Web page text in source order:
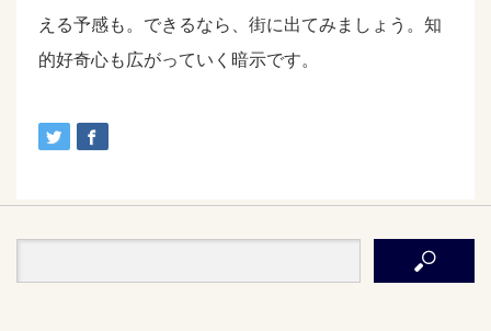
える予感も。できるなら、街に出てみましょう。知
的好奇心も広がっていく暗示です。